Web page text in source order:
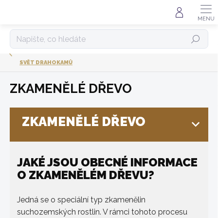
HLEDAT
SVĚT DRAHOKAMŮ
ZKAMENĚLÉ DŘEVO
ZKAMENĚLÉ DŘEVO
JAKÉ JSOU OBECNÉ INFORMACE
O ZKAMENĚLÉM DŘEVU?
Jedná se o speciální typ zkamenělin
suchozemských rostlin. V rámci tohoto procesu